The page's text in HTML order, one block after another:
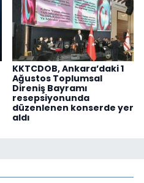
KKTCDOB, Ankara’daki 1
Ağustos Toplumsal
Direniş Bayramı
resepsiyonunda
düzenlenen konserde yer
aldı